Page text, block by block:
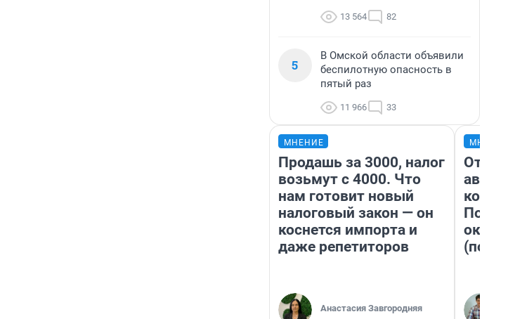
13 564 82
5
В Омской области объявили
беспилотную опасность в
пятый раз
11 966 33
МНЕНИЕ
Продашь за 3000, налог
возьмут с 4000. Что
нам готовит новый
налоговый закон — он
коснется импорта и
даже репетиторов
Анастасия Завгородняя
От